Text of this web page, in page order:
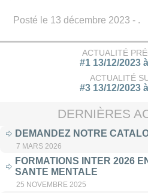
Posté le 13 décembre 2023 - .
ACTUALITÉ
#1 13/12/2023
ACTUALITÉ
#3 13/12/2023
DERNIÈRES
DEMANDEZ NOTRE
7 MARS 2026
FORMATIONS INTER 2026
SANTE MENTALE
25 NOVEMBRE 2025